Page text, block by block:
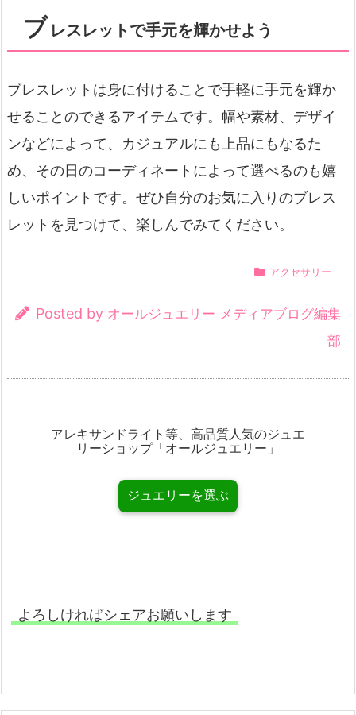
ブ レスレットで手元を輝かせよう
ブレスレットは身に付けることで手軽に手元を輝か
せることのできるアイテムです。幅や素材、デザイ
ンなどによって、カジュアルにも上品にもなるた
め、その日のコーディネートによって選べるのも嬉
しいポイントです。ぜひ自分のお気に入りのブレス
レットを見つけて、楽しんでみてください。
アクセサリー
Posted by オールジュエリー メディアブログ編集
部
アレキサンドライト等、高品質人気のジュエ
リーショップ「オールジュエリー」
ジュエリーを選ぶ
よろしければシェアお願いします